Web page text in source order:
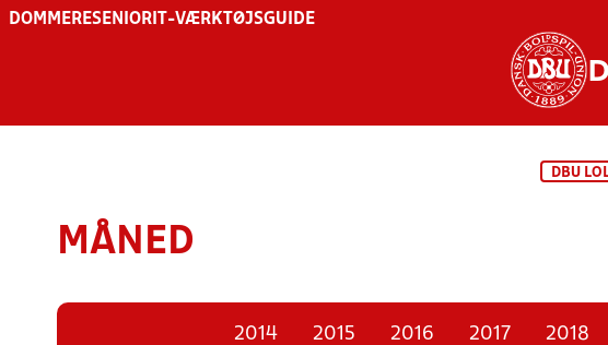
DOMMERESENIOR IT-VÆRKTØJSGUIDE
DBU
MÅNED
2014 2015 2016 2017 2018